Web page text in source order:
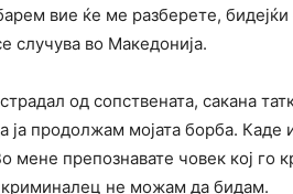
вие ќе ме разберете,
случува во Македонија.
од сопствената, сакана
ја продолжам мојата борба. Каде
мене препознавате човек кој го
криминалец не можам да бидам.